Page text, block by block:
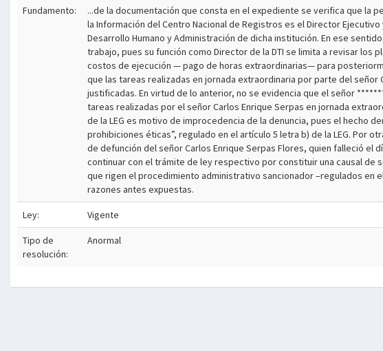
Fundamento:
...de la documentación que consta en el expediente se verifica que la
la Información del Centro Nacional de Registros es el Director
Desarrollo Humano y Administración de dicha institución. En ese
trabajo, pues su función como Director de la DTI se limita a revisar
costos de ejecución — pago de horas extraordinarias— para
que las tareas realizadas en jornada extraordinaria por parte del
justificadas. En virtud de lo anterior, no se evidencia que el señor
tareas realizadas por el señor Carlos Enrique Serpas en jornada
de la LEG es motivo de improcedencia de la denuncia, pues el hecho
prohibiciones éticas”, regulado en el artículo 5 letra b) de la LEG. Por
de defunción del señor Carlos Enrique Serpas Flores, quien falleció
continuar con el trámite de ley respectivo por constituir una causal de
que rigen el procedimiento administrativo sancionador –regulados en
razones antes expuestas.
Ley: Vigente
Tipo de
resolución:
Anormal